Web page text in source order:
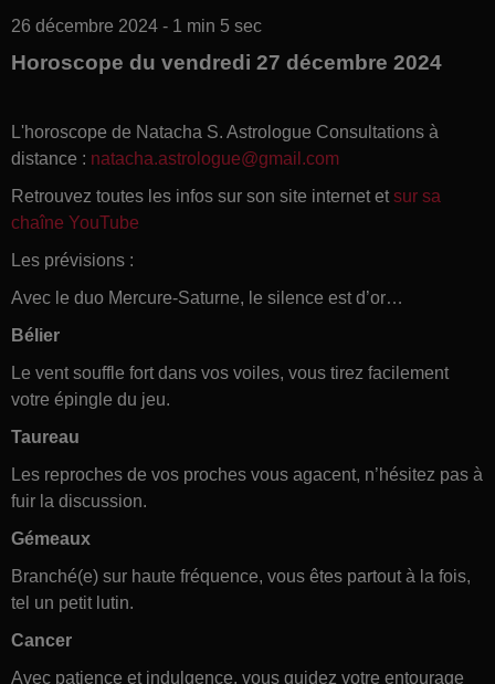
26 décembre 2024 - 1 min 5 sec
Horoscope du vendredi 27 décembre 2024
L'horoscope de Natacha S. Astrologue Consultations à
distance : natacha.astrologue@gmail.com
Retrouvez toutes les infos sur son site internet et sur sa
chaîne YouTube
Les prévisions :
Avec le duo Mercure-Saturne, le silence est d’or…
Bélier
Le vent souffle fort dans vos voiles, vous tirez facilement
votre épingle du jeu.
Taureau
Les reproches de vos proches vous agacent, n’hésitez pas à
fuir la discussion.
Gémeaux
Branché(e) sur haute fréquence, vous êtes partout à la fois,
tel un petit lutin.
Cancer
Avec patience et indulgence, vous guidez votre entourage